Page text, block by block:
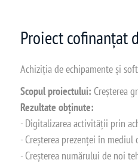
Proiect cofinanțat
Achiziția de echipamente și
Scopul proiectului: Creșterea
Rezultate obținute:
- Digitalizarea activității prin
- Creșterea prezenței în mediul
- Creșterea numărului de noi